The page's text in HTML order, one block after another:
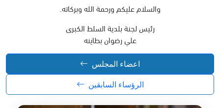
والسلام عليكم ورحمة الله وبركاته.
رئيس لجنة بلدية السلط الكبرى
علي رضوان بطاينه
اعضاء المجلس
الرؤساء السابقين